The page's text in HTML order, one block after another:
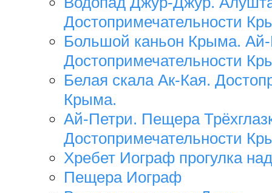
Достопримечательности
Большой каньон Крыма.
Достопримечательности
Белая скала Ак-Кая.
Крыма.
Ай-Петри. Пещера
Достопримечательности
Хребет Иограф прогулка
Пещера Иограф